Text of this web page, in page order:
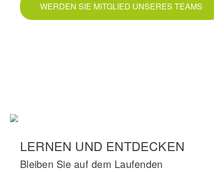
WERDEN SIE MITGLIED UNSERES TEAMS
LERNEN UND ENTDECKEN
Bleiben Sie auf dem Laufenden